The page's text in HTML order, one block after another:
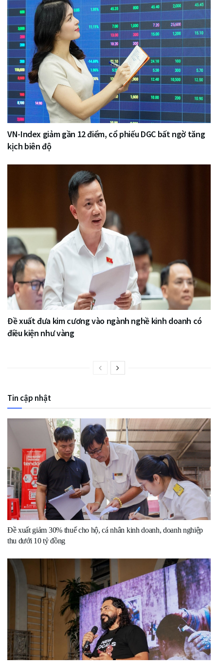
VN-Index giảm gần 12 điểm, cổ phiếu DGC bất ngờ tăng
kịch biên độ
Đề xuất đưa kim cương vào ngành nghề kinh doanh có
điều kiện như vàng
Tin cập nhật
Đề xuất giảm 30% thuế cho hộ, cá nhân kinh doanh, doanh nghiệp
thu dưới 10 tỷ đồng